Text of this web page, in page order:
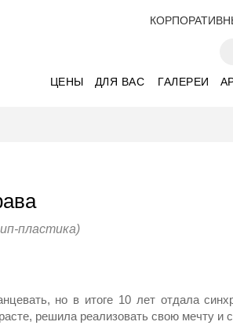
ЦЕНЫ ДЛЯ ВАС ГАЛЕРЕИ
пластика)
но в итоге 10 лет отдала
решила реализовать свою мечту и